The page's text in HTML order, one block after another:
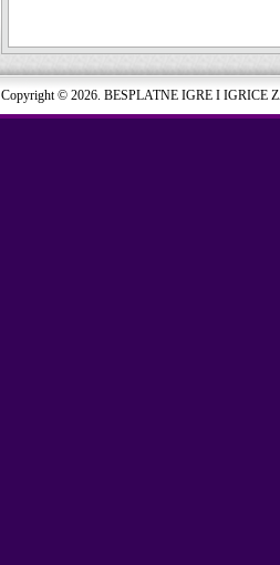
Copyright © 2026. BESPLATNE IGRE I IGRICE